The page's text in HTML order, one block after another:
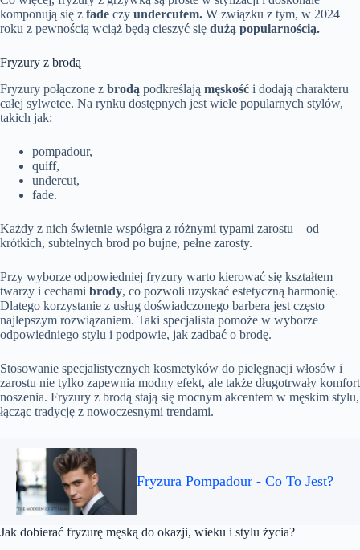
komponują się z fade czy undercutem. W związku z tym, w 2024
roku z pewnością wciąż będą cieszyć się dużą popularnością.
Fryzury z brodą
Fryzury połączone z brodą podkreślają męskość i dodają charakteru
całej sylwetce. Na rynku dostępnych jest wiele popularnych stylów,
takich jak:
pompadour,
quiff,
undercut,
fade.
Każdy z nich świetnie współgra z różnymi typami zarostu – od
krótkich, subtelnych brod po bujne, pełne zarosty.
Przy wyborze odpowiedniej fryzury warto kierować się kształtem
twarzy i cechami brody, co pozwoli uzyskać estetyczną harmonię.
Dlatego korzystanie z usług doświadczonego barbera jest często
najlepszym rozwiązaniem. Taki specjalista pomoże w wyborze
odpowiedniego stylu i podpowie, jak zadbać o brodę.
Stosowanie specjalistycznych kosmetyków do pielęgnacji włosów i
zarostu nie tylko zapewnia modny efekt, ale także długotrwały komfort
noszenia. Fryzury z brodą stają się mocnym akcentem w męskim stylu,
łącząc tradycję z nowoczesnymi trendami.
Fryzura Pompadour - Co To Jest?
Jak dobierać fryzurę męską do okazji, wieku i stylu życia?